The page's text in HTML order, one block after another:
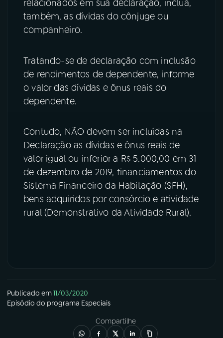
relacionados em sua declaração, inclua,
também, as dívidas do cônjuge ou
companheiro.
Tratando-se de declaração com inclusão
de rendimentos de dependente, informe
o valor das dívidas e ônus reais do
dependente.
Contudo, NÃO devem ser incluídas na
Declaração as dívidas e ônus reais de
valor igual ou inferior a R$ 5.000,00 em 31
de dezembro de 2019, financiamentos do
Sistema Financeiro da Habitação (SFH),
bens adquiridos por consórcio e atividade
rural (Demonstrativo da Atividade Rural).
Publicado em11/03/2020
Episódio do programa Especiais
Compartilhe